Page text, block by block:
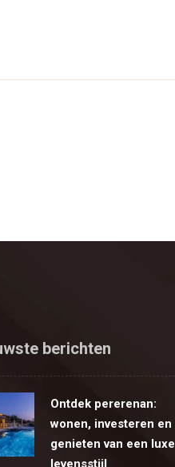
berichten
Ontdek pererenan:
wonen, investeren en
genieten van een luxe
levensstijl